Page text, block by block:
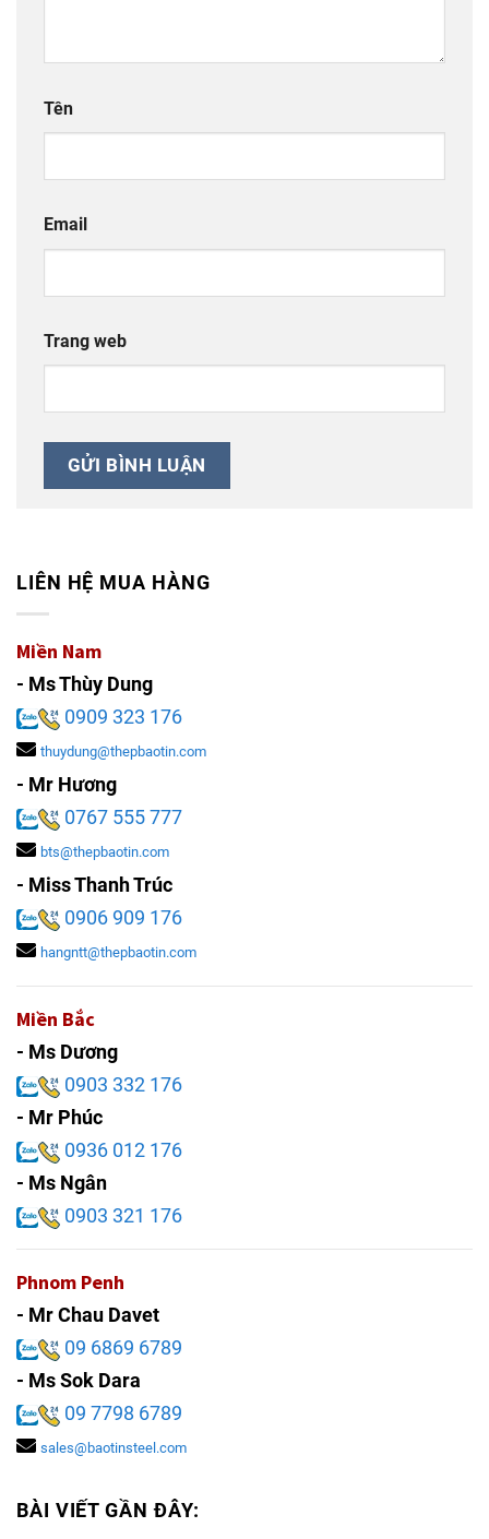
Tên
Email
Trang web
LIÊN HỆ MUA HÀNG
Miền Nam
- Ms Thùy Dung
0909 323 176
thuydung@thepbaotin.com
- Mr Hương
0767 555 777
bts@thepbaotin.com
- Miss Thanh Trúc
0906 909 176
hangntt@thepbaotin.com
Miền Bắc
- Ms Dương
0903 332 176
- Mr Phúc
0936 012 176
- Ms Ngân
0903 321 176
Phnom Penh
- Mr Chau Davet
09 6869 6789
- Ms Sok Dara
09 7798 6789
sales@baotinsteel.com
BÀI VIẾT GẦN ĐÂY: